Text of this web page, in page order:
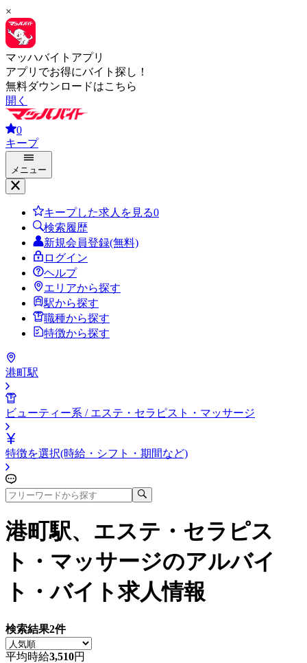
×
マッハバイトアプリ
アプリでお得にバイト探し！
無料ダウンロードはこちら
開く
0
キープ
メニュー
キープした求人を見る0
検索履歴
新規会員登録(無料)
ログイン
ヘルプ
エリアから探す
駅から探す
職種から探す
特徴から探す
港町駅
ビューティー系 / エステ・セラピスト・マッサージ
特徴を選択(時給・シフト・期間など)
港町駅、エステ・セラピス
ト・マッサージのアルバイ
ト・バイト求人情報
検索結果2件
平均時給3,510円